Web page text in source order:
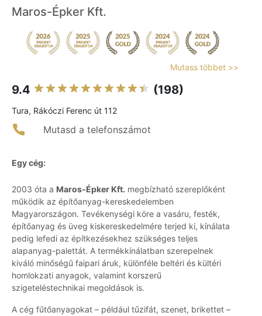
Maros-Épker Kft.
Mutass többet >>
9.4 (198)
Tura, Rákóczi Ferenc út 112
Mutasd a telefonszámot
Egy cég:
2003 óta a Maros-Épker Kft. megbízható szereplőként
működik az építőanyag-kereskedelemben
Magyarországon. Tevékenységi köre a vasáru, festék,
építőanyag és üveg kiskereskedelmére terjed ki, kínálata
pedig lefedi az építkezésekhez szükséges teljes
alapanyag-palettát. A termékkínálatban szerepelnek
kiváló minőségű faipari áruk, különféle beltéri és kültéri
homlokzati anyagok, valamint korszerű
szigeteléstechnikai megoldások is.
A cég fűtőanyagokat – például tűzifát, szenet, brikettet –